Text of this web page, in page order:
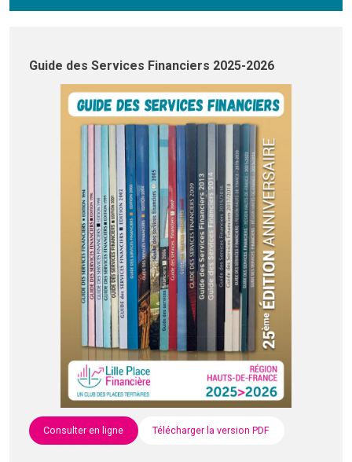
Guide des Services Financiers 2025-2026
Consulter en ligne Télécharger la version PDF